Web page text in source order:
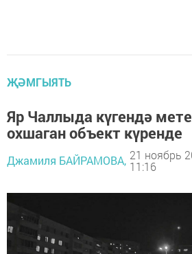
ҖӘМГЫЯТЬ
Яр Чаллыда күгендә
охшаган объект күренде
Джамиля БАЙРАМОВА, 21 ноябрь
11:16